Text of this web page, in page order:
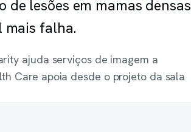
lesões em mamas densas
falha.
ajuda serviços de imagem a
Care apoia desde o projeto da sala